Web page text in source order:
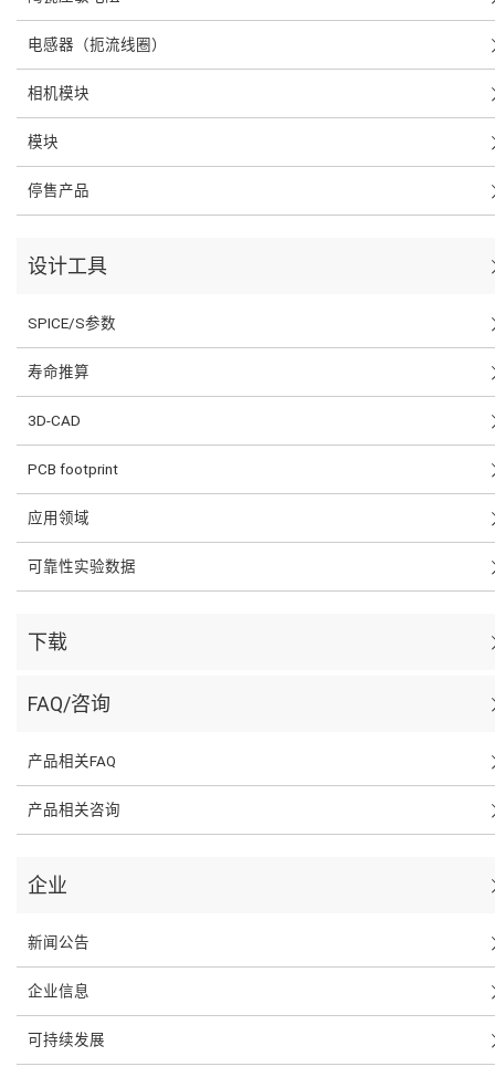
电感器（扼流线圈）
相机模块
模块
停售产品
设计工具
SPICE/S参数
寿命推算
3D-CAD
PCB footprint
应用领域
可靠性实验数据
下载
FAQ/咨询
产品相关FAQ
产品相关咨询
企业
新闻公告
企业信息
可持续发展